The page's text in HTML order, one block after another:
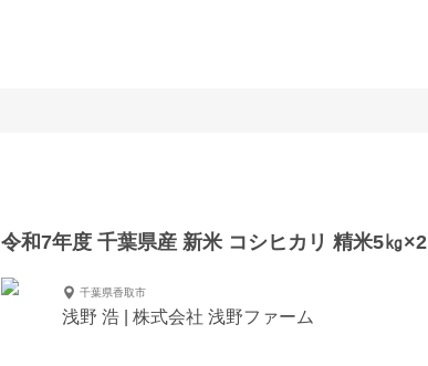
令和7年度 千葉県産 新米 コシヒカリ 精米5㎏×2
千葉県香取市
浅野 浩 | 株式会社 浅野ファーム